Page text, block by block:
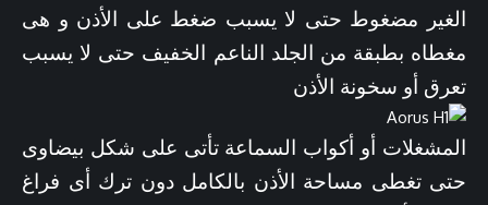
الغير مضغوط حتى لا يسبب ضغط على الأذن و هى
مغطاه بطبقة من الجلد الناعم الخفيف حتى لا يسبب
تعرق أو سخونة الأذن
المشغلات أو أكواب السماعة تأتى على شكل بيضاوى
حتى تغطى مساحة الأذن بالكامل دون ترك أى فراغ